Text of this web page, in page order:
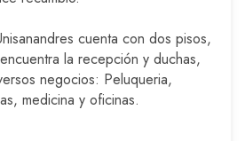
cuenta con dos pisos,
la recepción y duchas,
negocios: Peluqueria,
medicina y oficinas.